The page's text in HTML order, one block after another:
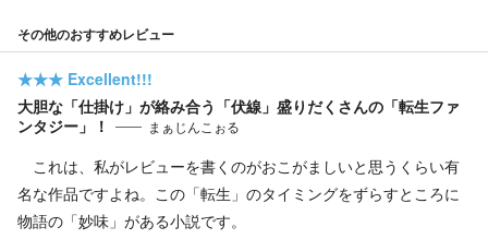
その他のおすすめレビュー
★★★ Excellent!!!
大胆な「仕掛け」が絡み合う「伏線」盛りだくさんの「転生ファ
ンタジー」！
まぁじんこぉる
これは、私がレビューを書くのがおこがましいと思うくらい有
名な作品ですよね。この「転生」のタイミングをずらすところに
物語の「妙味」がある小説です。